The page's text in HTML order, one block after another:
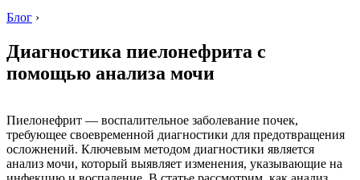
Блог ›
Диагностика пиелонефрита с
помощью анализа мочи
Пиелонефрит — воспалительное заболевание почек,
требующее своевременной диагностики для предотвращения
осложнений. Ключевым методом диагностики является
анализ мочи, который выявляет изменения, указывающие на